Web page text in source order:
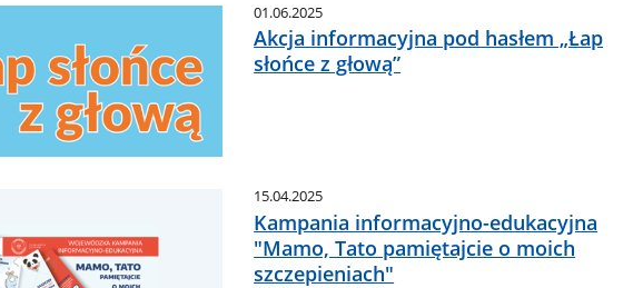
01.06.2025
Akcja informacyjna pod hasłem „Łap
słońce z głową”
15.04.2025
Kampania informacyjno-edukacyjna
"Mamo, Tato pamiętajcie o moich
szczepieniach"